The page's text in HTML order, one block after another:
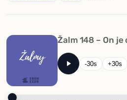
Žalm 148 – On
-30s +30s